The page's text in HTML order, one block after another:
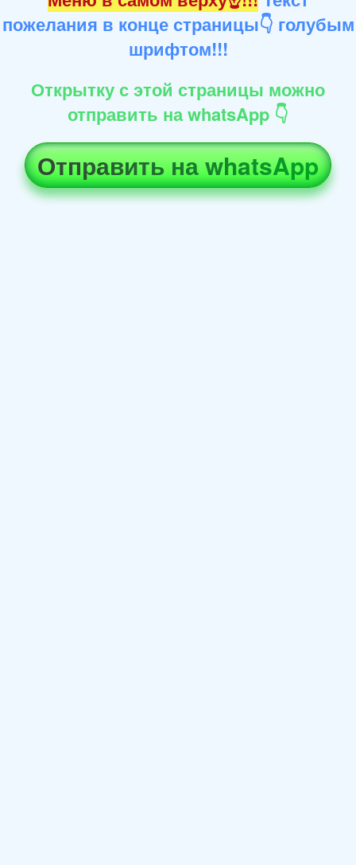
пожелания в конце страницы👇 голубым
шрифтом!!!
Открытку с этой страницы можно
отправить на whatsApp 👇
Отправить на whatsApp